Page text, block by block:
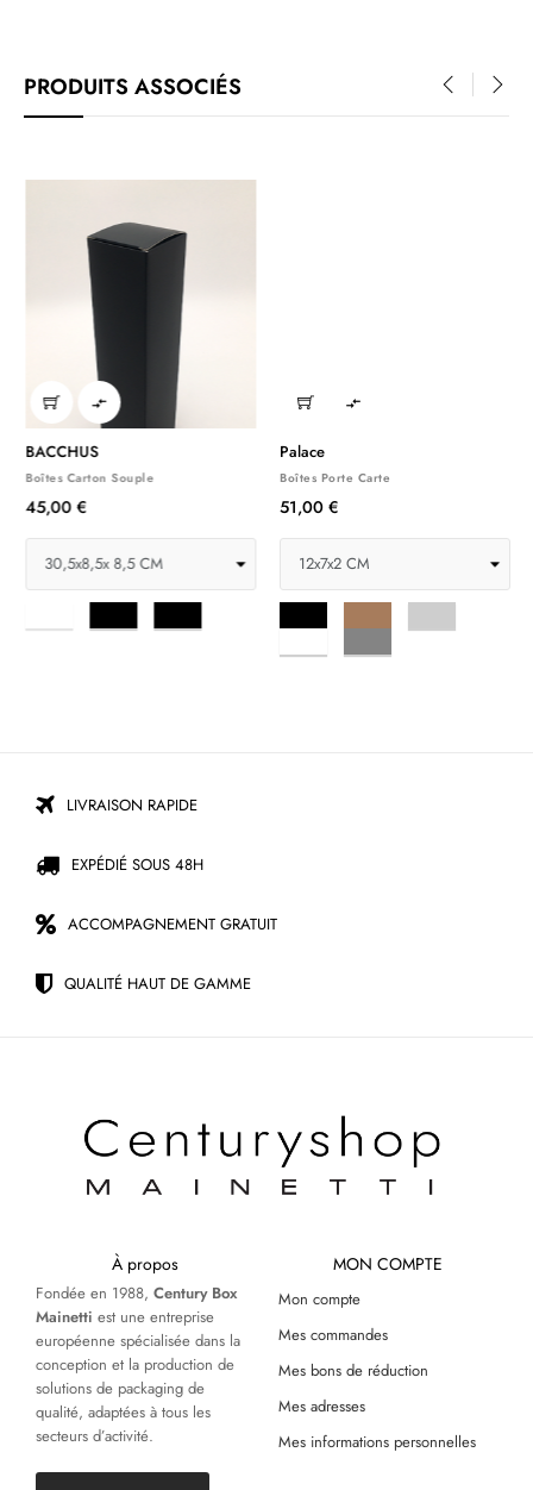
PRODUITS ASSOCIÉS

Palace
Boîtes Porte Carte
51,00 €

Boîte DISPLAY
Boîtes Carton Souple
36,00 €
LIVRAISON RAPIDE
EXPÉDIÉ SOUS 48H
ACCOMPAGNEMENT GRATUIT
QUALITÉ HAUT DE GAMME
À propos
Fondée en 1988, Century Box
Mainetti est une entreprise
européenne spécialisée dans la
conception et la production de
solutions de packaging de
qualité, adaptées à tous les
secteurs d’activité.
MON COMPTE
Mon compte
Mes commandes
Mes bons de réduction
Mes adresses
Mes informations personnelles